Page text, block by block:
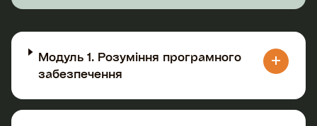
Модуль 1. Розуміння програмного
забезпечення